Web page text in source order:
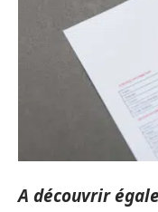
A découvrir